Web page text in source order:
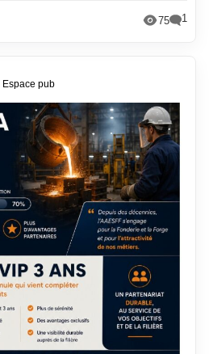
75 1
Espace pub